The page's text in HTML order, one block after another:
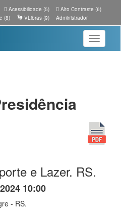
Acessibilidade (5)
Alto Contraste (6)
(8) VLibras (9) Administrador
Toggle
e Lazer. RS.
10:00
- RS.